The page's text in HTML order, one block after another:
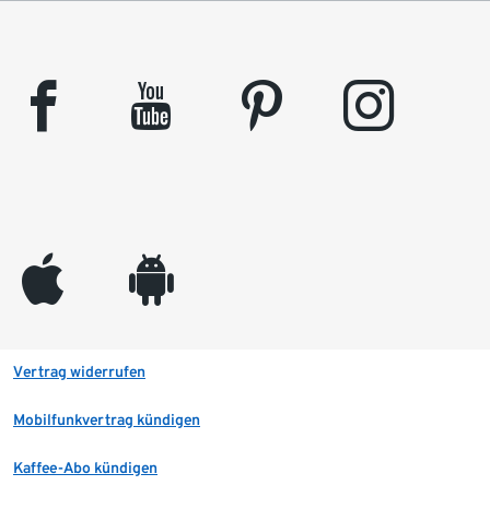
facebook youtube pinterest instagram
appleinc android
Vertrag widerrufen
Mobilfunkvertrag kündigen
Kaffee-Abo kündigen